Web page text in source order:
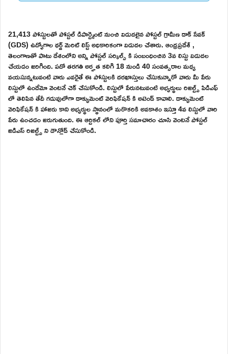
21,413 పోస్టులతో పోస్టల్ డిపార్ట్మెంట్ నుంచి విడుదలైన పోస్టల్ గ్రామీణ డాక్ సేవక్
(GDS) ఉద్యోగాల థర్డ్ మెరిట్ లిస్ట్ అధికారికంగా విడుదల చేశారు. ఆంధ్రప్రదేశ్ ,
తెలంగాణతో పాటు దేశంలోని అన్ని పోస్టల్ సర్కిల్స్ కి సంబంధించిన 3వ లిస్టు విడుదల
చేయడం జరిగింది. పదో తరగతి అర్హత కలిగి 18 నుండి 40 సంవత్సరాల మధ్య
వయసున్నటువంటి వారు ఎవరైతే ఈ పోస్టులకి దరఖాస్తులు చేసుకున్నారో వారు మీ పేరు
లిస్టులో ఉందేమో వెంటనే చెక్ చేసుకోండి. లిస్టులో పేరునటువంటి అభ్యర్థులు రిజల్ట్స్ పిడిఎఫ్
లో తెలిపిన తేదీ గడువులోగా డాక్యుమెంట్ వెరిఫికేషన్ కి అటెండ్ కావాలి. డాక్యుమెంట్
వెరిఫికేషన్ కి హాజరు కాని అభ్యర్థుల స్థానంలో మరొకరికి అవకాశం ఇస్తూ 4వ లిస్టులో వారి
పేరు ఉంచడం జరుగుతుంది. ఈ ఆర్టికల్ లోని పూర్తి సమాచారం చూసి వెంటనే పోస్టల్
జిడిఎస్ రిజల్ట్స్ ని డౌన్లోడ్ చేసుకోండి.